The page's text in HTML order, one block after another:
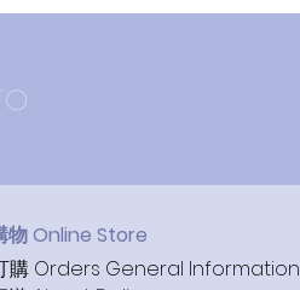
物 Online Store
購 Orders General Information